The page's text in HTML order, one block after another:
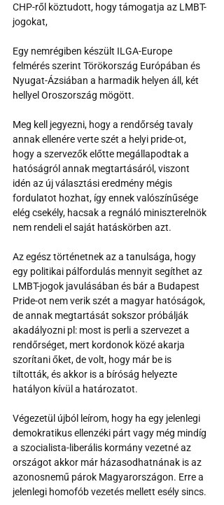
CHP-ről köztudott, hogy támogatja az LMBT-
jogokat,
Egy nemrégiben készült ILGA-Europe
felmérés szerint Törökország Európában és
Nyugat-Ázsiában a harmadik helyen áll, két
hellyel Oroszország mögött.
Meg kell jegyezni, hogy a rendőrség tavaly
annak ellenére verte szét a helyi pride-ot,
hogy a szervezők előtte megállapodtak a
hatóságról annak megtartásáról, viszont
idén az új választási eredmény mégis
fordulatot hozhat, így ennek valószínűsége
elég csekély, hacsak a regnáló miniszterelnök
nem rendeli el saját hatáskörben azt.
Az egész történetnek az a tanulsága, hogy
egy politikai pálfordulás mennyit segíthet az
LMBT-jogok javulásában és bár a Budapest
Pride-ot nem verik szét a magyar hatóságok,
de annak megtartását sokszor próbálják
akadályozni pl: most is perli a szervezet a
rendőrséget, mert kordonok közé akarja
szorítani őket, de volt, hogy már be is
tiltották, és akkor is a bíróság helyezte
hatályon kívül a határozatot.
Végezetül újból leírom, hogy ha egy jelenlegi
demokratikus ellenzéki párt vagy még mindíg
a szocialista-liberális kormány vezetné az
országot akkor már házasodhatnának is az
azonosnemű párok Magyarországon. Erre a
jelenlegi homofób vezetés mellett esély sincs.